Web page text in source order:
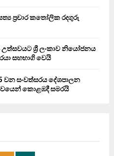
ප්‍රචාර කතෝලික රදගුරු
උත්සවයට ශ්‍රී ලංකාව නියෝජනය
සහභාගි වෙයි
සංවත්සරය දේශපාලන
කොළඹදී සමරයි